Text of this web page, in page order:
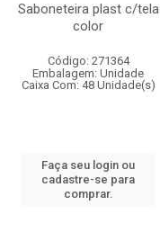
Saboneteira plast c/tela
color
Código: 271364
Embalagem: Unidade
Caixa Com: 48 Unidade(s)
Faça seu login ou
cadastre-se para
comprar.